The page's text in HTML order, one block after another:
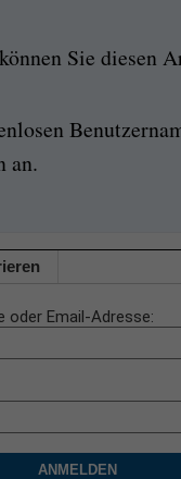
Sie diesen
an.
oder Email-Adresse
ANMELDEN